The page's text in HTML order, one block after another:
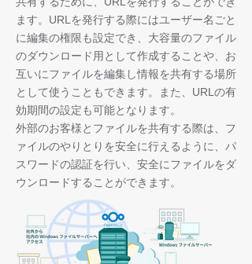
ます。URLを発行する際にはユーザー名ごと
に編集の権限も設定でき、大容量のファイル
のダウンロード用として作成することや、お
互いにファイルを編集し情報を共有する場所
として使うこともできます。また、URLの有
効期間の設定も可能となります。
外部のお客様とファイルを共有する際は、フ
ァイルのやりとりを安全に行えるように、パ
スワードの認証を行い、安全にファイルをダ
ウンロードすることができます。